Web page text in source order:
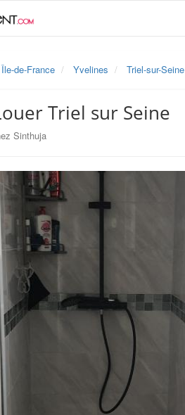
Île-de-France Yvelines Triel-sur-Seine
Triel sur Seine
Sinthuja